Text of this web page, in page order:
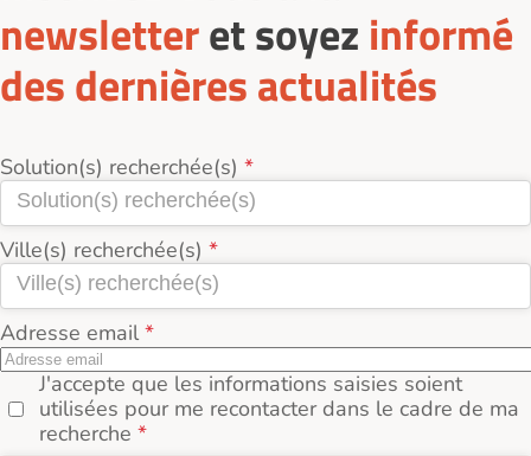
newsletteret soyez informé
des dernières actualités
Solution(s) recherchée(s)
Ville(s) recherchée(s)
Adresse email
J'accepte que les informations saisies soient
utilisées pour me recontacter dans le cadre de ma
recherche